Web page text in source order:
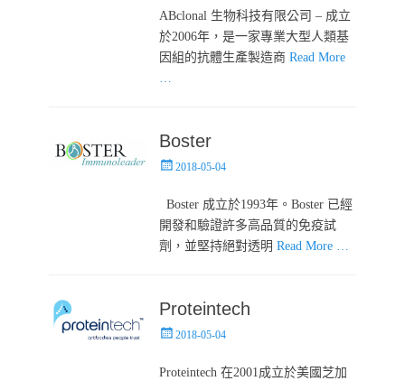
ABclonal 生物科技有限公司 – 成立
於2006年，是一家專業大型人類基
因組的抗體生產製造商Read More
…
Boster
Posted2018-05-04
Boster 成立於1993年。Boster 已經
開發和驗證許多高品質的免疫試
劑，並堅持絕對透明Read More …
Proteintech
Posted2018-05-04
Proteintech 在2001成立於美國芝加